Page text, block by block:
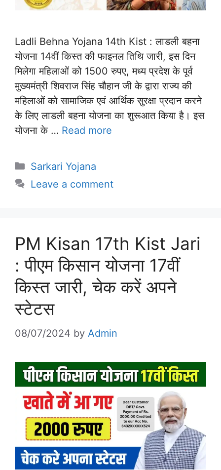
Ladli Behna Yojana 14th Kist : लाडली बहना
योजना 14वीं किस्त की फाइनल तिथि जारी, इस दिन
मिलेगा महिलाओं को 1500 रुपए, मध्य प्रदेश के पूर्व
मुख्यमंत्री शिवराज सिंह चौहान जी के द्वारा राज्य की
महिलाओं को सामाजिक एवं आर्थिक सुरक्षा प्रदान करने
के लिए लाडली बहना योजना का शुरूआत किया है। इस
योजना के … Read more
Categories
Sarkari Yojana
Leave a comment
PM Kisan 17th Kist Jari
: पीएम किसान योजना 17वीं
किस्त जारी, चेक करें अपने
स्टेटस
08/07/2024 by Admin